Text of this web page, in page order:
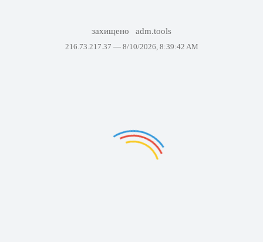
захищено adm.tools
216.73.217.37 — 8/10/2026, 8:39:42 AM